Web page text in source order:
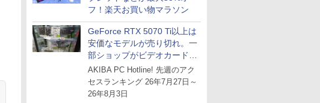
フ！楽天お買い物マラソン
GeForce RTX 5070 Ti以上は
安価なモデルが売り切れ。一
部ショップがビデオカードの
購入制限を実施したニュース
が注目を集める
AKIBA PC Hotline! 先週のアク
セスランキング 26年7月27日～
26年8月3日